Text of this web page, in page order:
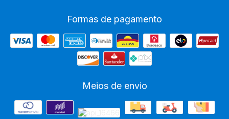
Formas de pagamento
Meios de envio